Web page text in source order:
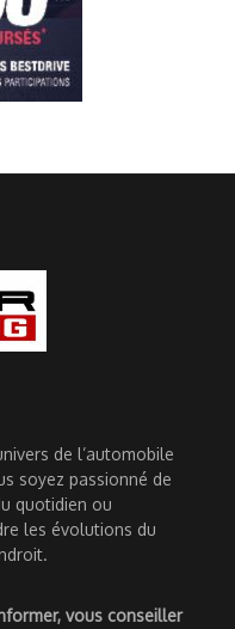
de l’automobile
soyez passionné de
quotidien ou
les évolutions du
vous conseiller